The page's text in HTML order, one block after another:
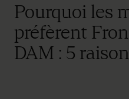
Pourquoi les
préfèrent
DAM : 5